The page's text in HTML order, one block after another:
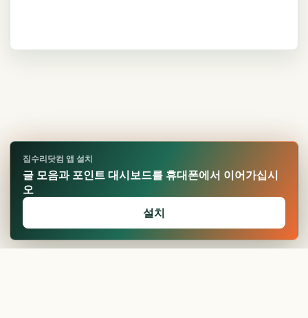
집수리닷컴 앱 설치
글 모음과 포인트 대시보드를 휴대폰에서 이어가십시
오
설치